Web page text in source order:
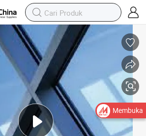
Membuka